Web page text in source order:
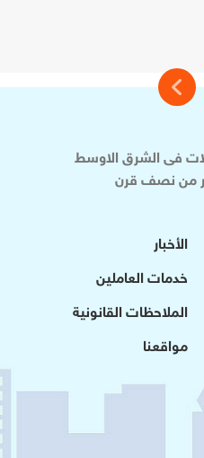
فى الشرق الاوسط
من نصف قرن
الأخبار
خدمات العاملين
الملاحظات القانونية
مواقعنا